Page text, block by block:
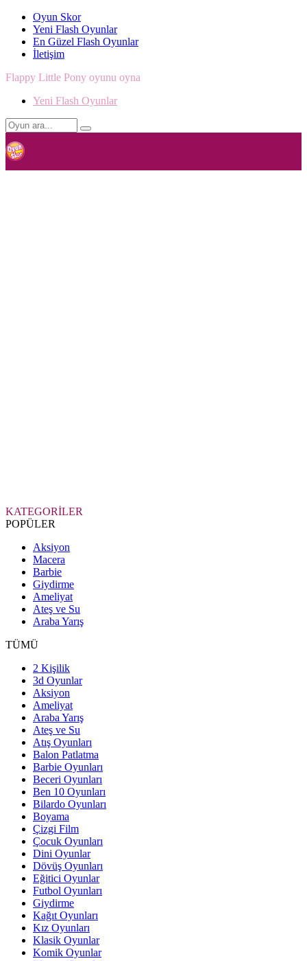
Oyun Skor
Yeni Flash Oyunlar
En Güzel Flash Oyunlar
İletişim
Flappy Little Pony oyunu oyna
Yeni Flash Oyunlar
KATEGORİLER
POPÜLER
Aksiyon
Macera
Barbie
Giydirme
Ameliyat
Ateş ve Su
Araba Yarış
TÜMÜ
2 Kişilik
3d Oyunlar
Aksiyon
Ameliyat
Araba Yarış
Ateş ve Su
Atış Oyunları
Balon Patlatma
Barbie Oyunları
Beceri Oyunları
Ben 10 Oyunları
Bilardo Oyunları
Boyama
Çizgi Film
Çocuk Oyunları
Dini Oyunlar
Dövüş Oyunları
Eğitici Oyunlar
Futbol Oyunları
Giydirme
Kağıt Oyunları
Kız Oyunları
Klasik Oyunlar
Komik Oyunlar